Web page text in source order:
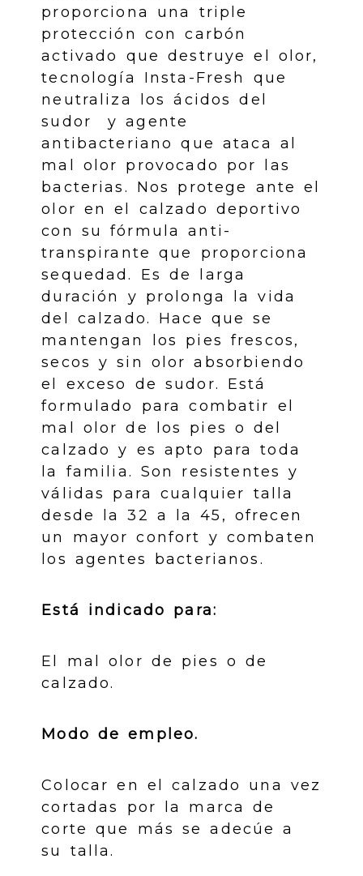
proporciona una triple
protección con carbón
activado que destruye el olor,
tecnología Insta-Fresh que
neutraliza los ácidos del
sudor y agente
antibacteriano que ataca al
mal olor provocado por las
bacterias. Nos protege ante el
olor en el calzado deportivo
con su fórmula anti-
transpirante que proporciona
sequedad. Es de larga
duración y prolonga la vida
del calzado. Hace que se
mantengan los pies frescos,
secos y sin olor absorbiendo
el exceso de sudor. Está
formulado para combatir el
mal olor de los pies o del
calzado y es apto para toda
la familia. Son resistentes y
válidas para cualquier talla
desde la 32 a la 45, ofrecen
un mayor confort y combaten
los agentes bacterianos.
Está indicado para:
El mal olor de pies o de
calzado.
Modo de empleo.
Colocar en el calzado una vez
cortadas por la marca de
corte que más se adecúe a
su talla.